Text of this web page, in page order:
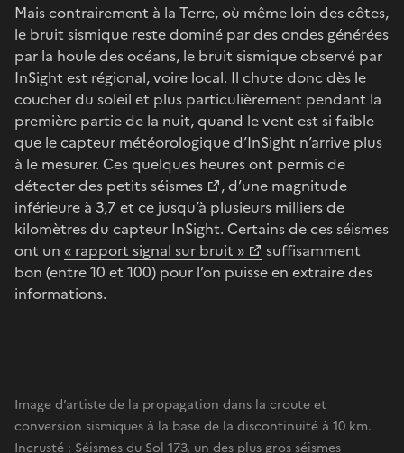
Mais contrairement à la Terre, où même loin des côtes,
le bruit sismique reste dominé par des ondes générées
par la houle des océans, le bruit sismique observé par
InSight est régional, voire local. Il chute donc dès le
coucher du soleil et plus particulièrement pendant la
première partie de la nuit, quand le vent est si faible
que le capteur météorologique d’InSight n’arrive plus
à le mesurer. Ces quelques heures ont permis de
détecter des petits séismes
, d’une magnitude
inférieure à 3,7 et ce jusqu’à plusieurs milliers de
kilomètres du capteur InSight. Certains de ces séismes
ont un « rapport signal sur bruit »
suffisamment
bon (entre 10 et 100) pour l’on puisse en extraire des
informations.
Image d’artiste de la propagation dans la croute et
conversion sismiques à la base de la discontinuité à 10 km.
Incrusté : Séismes du Sol 173, un des plus gros séismes